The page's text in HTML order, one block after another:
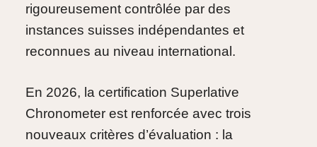
rigoureusement contrôlée par des
instances suisses indépendantes et
reconnues au niveau international.
En 2026, la certification Superlative
Chronometer est renforcée avec trois
nouveaux critères d’évaluation : la